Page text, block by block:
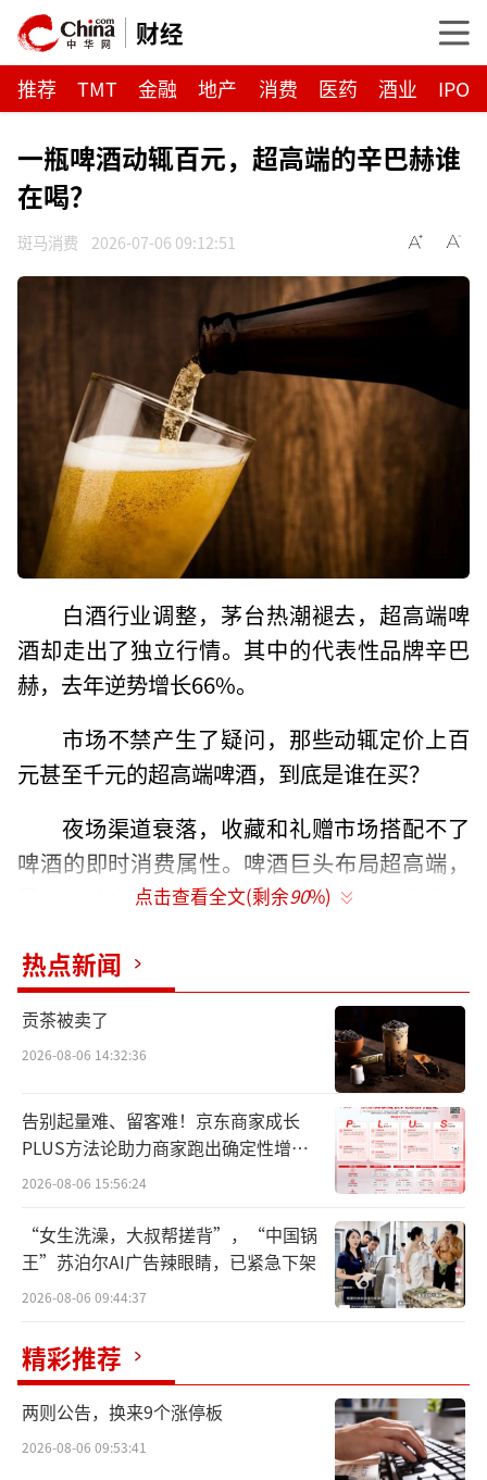
财经
推荐 TMT 金融 地产 消费 医药 酒业 IPO
一瓶啤酒动辄百元，超高端的辛巴赫谁
在喝？
斑马消费 2026-07-06 09:12:51
白酒行业调整，茅台热潮褪去，超高端啤
酒却走出了独立行情。其中的代表性品牌辛巴
赫，去年逆势增长66%。
市场不禁产生了疑问，那些动辄定价上百
元甚至千元的超高端啤酒，到底是谁在买？
夜场渠道衰落，收藏和礼赠市场搭配不了
啤酒的即时消费属性。啤酒巨头布局超高端，
是为了给自身产品体系树立价值标杆；而像辛
的产业运作模式，在啤酒市场寻求差异化的生
存空间。
只是，这种通过定位在空白市场谋取的增
长，在啤酒全面高端化放缓、进入价值提升阶
段的当下，以及面向未来年轻人啤酒消费的趋
势中，可能会重新失去主动权。
2013年前后的那一轮白酒行业调整，比当
下正在经历的这一次，冲击程度有过之而无不
及。
行业逆周期，东北白酒大商王笑卓，看着
仓库里价值过亿的白酒存货无能为力，便萌生
了转型的想法。
点击查看全文(剩余90%)
热点新闻
贡茶被卖了
2026-08-06 14:32:36
告别起量难、留客难！京东商家成长
PLUS方法论助力商家跑出确定性增长
路径
2026-08-06 15:56:24
“女生洗澡，大叔帮搓背”，“中国锅
王”苏泊尔AI广告辣眼睛，已紧急下架
2026-08-06 09:44:37
精彩推荐
两则公告，换来9个涨停板
2026-08-06 09:53:41